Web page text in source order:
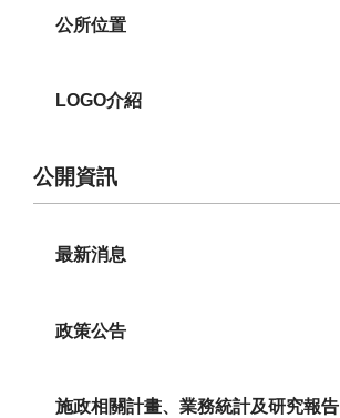
公所位置
LOGO介紹
公開資訊
最新消息
政策公告
施政相關計畫、業務統計及研究報告